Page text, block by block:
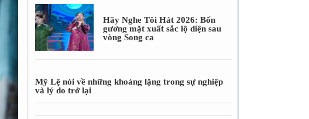
Hãy Nghe Tôi Hát 2026: Bốn
gương mặt xuất sắc lộ diện sau
vòng Song ca
Mỹ Lệ nói về những khoảng lặng trong sự nghiệp
và lý do trở lại